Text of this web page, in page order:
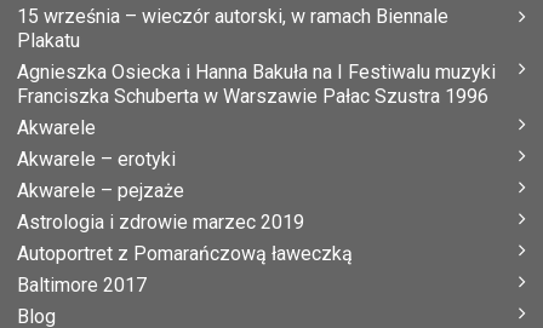
15 września – wieczór autorski, w ramach Biennale
Plakatu
Agnieszka Osiecka i Hanna Bakuła na I Festiwalu muzyki
Franciszka Schuberta w Warszawie Pałac Szustra 1996
Akwarele
Akwarele – erotyki
Akwarele – pejzaże
Astrologia i zdrowie marzec 2019
Autoportret z Pomarańczową ławeczką
Baltimore 2017
Blog